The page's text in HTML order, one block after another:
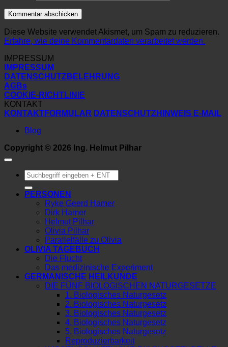
Diese Website verwendet Akismet, um Spam zu reduzieren.
Erfahre, wie deine Kommentardaten verarbeitet werden.
IMPRESSUM
IMPRESSUM
DATENSCHUTZBELEHRUNG
AGBs
COOKIE-RICHTLINIE
KONTAKT
KONTAKTFORMULAR DATENSCHUTZHINWEIS E-MAIL
Blog
Copyright © 2026 Ing. Helmut Pilhar
Suchen
nach:
PERSONEN
Ryke Geerd Hamer
Dirk Hamer
Helmut Pilhar
Olivia Pilhar
Parallelfälle zu Olivia
OLIVIA TAGEBUCH
Die Flucht
Das medizinische Experiment
GERMANISCHE HEILKUNDE
DIE FÜNF BIOLOGISCHEN NATURGESETZE
1. Biologisches Naturgesetz
2. Biologisches Naturgesetz
3. Biologisches Naturgesetz
4. Biologisches Naturgesetz
5. Biologisches Naturgesetz
Reproduzierbarkeit